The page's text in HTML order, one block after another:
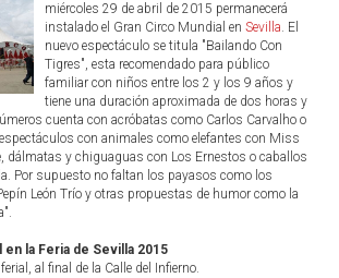
miércoles 29 de abril de 2015 permanecerá
instalado el Gran Circo Mundial en Sevilla. El
nuevo espectáculo se titula "Bailando Con
Tigres", esta recomendado para público
familiar con niños entre los 2 y los 9 años y
tiene una duración aproximada de dos horas y
cuenta con acróbatas como Carlos Carvalho o
con animales como elefantes con Miss
dálmatas y chiguaguas con Los Ernestos o caballos
Por supuesto no faltan los payasos como los
León Trío y otras propuestas de humor como la
en la Feria de Sevilla 2015
al final de la Calle del Infierno.